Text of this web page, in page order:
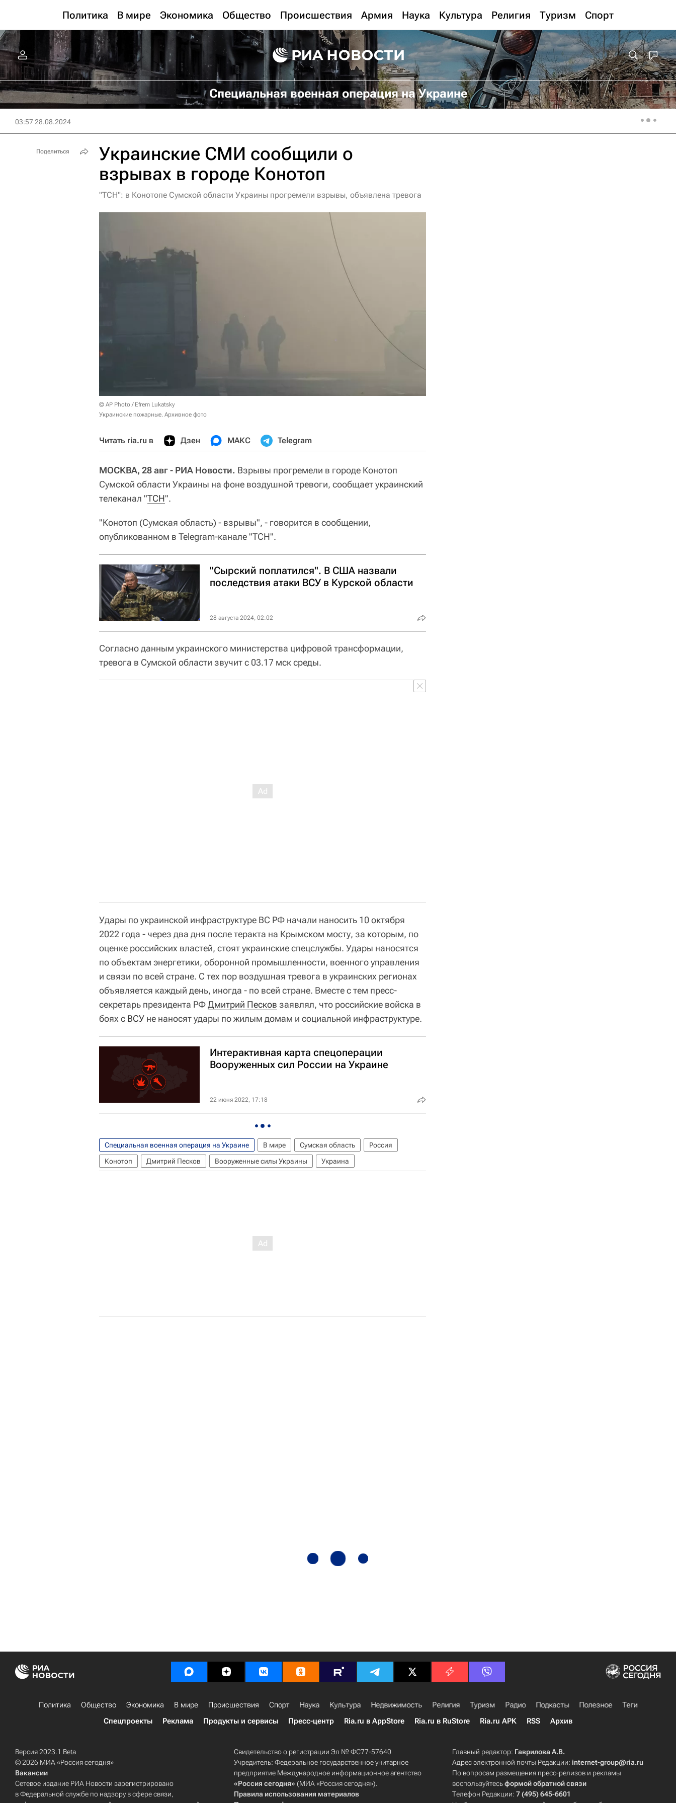
Политика В мире Экономика Общество Происшествия Армия Наука Культура Религия Туризм Спорт
Специальная военная операция на Украине
03:57 28.08.2024
Украинские СМИ сообщили о
взрывах в городе Конотоп
"ТСН": в Конотопе Сумской области Украины прогремели взрывы, объявлена тревога
© AP Photo / Efrem Lukatsky
Украинские пожарные. Архивное фото
Читать ria.ru в Дзен МАКС Telegram
МОСКВА, 28 авг - РИА Новости. Взрывы прогремели в городе Конотоп
Сумской области Украины на фоне воздушной тревоги, сообщает украинский
телеканал "ТСН".
"Конотоп (Сумская область) - взрывы", - говорится в сообщении,
опубликованном в Telegram-канале "ТСН".
"Сырский поплатился". В США назвали
последствия атаки ВСУ в Курской области
28 августа 2024, 02:02
Согласно данным украинского министерства цифровой трансформации,
тревога в Сумской области звучит с 03.17 мск среды.
Удары по украинской инфраструктуре ВС РФ начали наносить 10 октября
2022 года - через два дня после теракта на Крымском мосту, за которым, по
оценке российских властей, стоят украинские спецслужбы. Удары наносятся
по объектам энергетики, оборонной промышленности, военного управления
и связи по всей стране. С тех пор воздушная тревога в украинских регионах
объявляется каждый день, иногда - по всей стране. Вместе с тем пресс-
секретарь президента РФДмитрий Песков заявлял, что российские войска в
боях с ВСУ не наносят удары по жилым домам и социальной инфраструктуре.
Интерактивная карта спецоперации
Вооруженных сил России на Украине
22 июня 2022, 17:18
Специальная военная операция на Украине В мире Сумская область
Россия
Конотоп
Дмитрий Песков Вооруженные силы Украины Украина
Поделиться
Политика Общество Экономика В мире Происшествия Спорт Наука Культура Недвижимость Религия Туризм Радио Подкасты Полезное
Теги
Спецпроекты
Реклама Продукты и сервисы Пресс-центр Ria.ru в AppStore Ria.ru в RuStore Ria.ru APK RSS Архив
Версия 2023.1 Beta
© 2026 МИА «Россия сегодня»
Вакансии
Сетевое издание РИА Новости зарегистрировано
в Федеральной службе по надзору в сфере связи,
Свидетельство о регистрации Эл № ФС77-57640
Учредитель: Федеральное государственное унитарное
предприятие Международное информационное агентство
«Россия сегодня» (МИА «Россия сегодня»).
Правила использования материалов
Главный редактор: Гаврилова А.В.
Адрес электронной почты Редакции:internet-group@ria.ru
По вопросам размещения пресс-релизов и рекламы
воспользуйтесьформой обратной связи
Телефон Редакции:7 (495) 645-6601